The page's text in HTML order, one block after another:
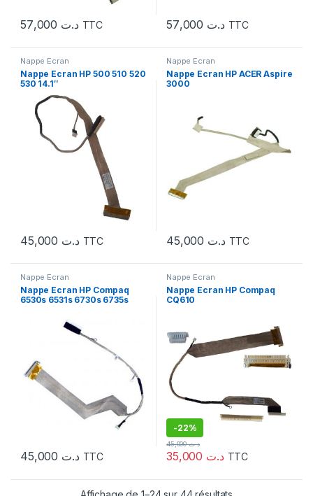
د.ت TTC د.ت TTC
Nappe Ecran
Nappe Ecran HP 500 510 520
530 14.1″
د.ت TTC
Nappe Ecran
Nappe Ecran HP ACER Aspire
3000
د.ت TTC
Nappe Ecran
Nappe Ecran HP Compaq
6530s 6531s 6730s 6735s
د.ت TTC
Nappe Ecran
Nappe Ecran HP Compaq
CQ610
-22%
د.ت
د.ت45,000
TTC